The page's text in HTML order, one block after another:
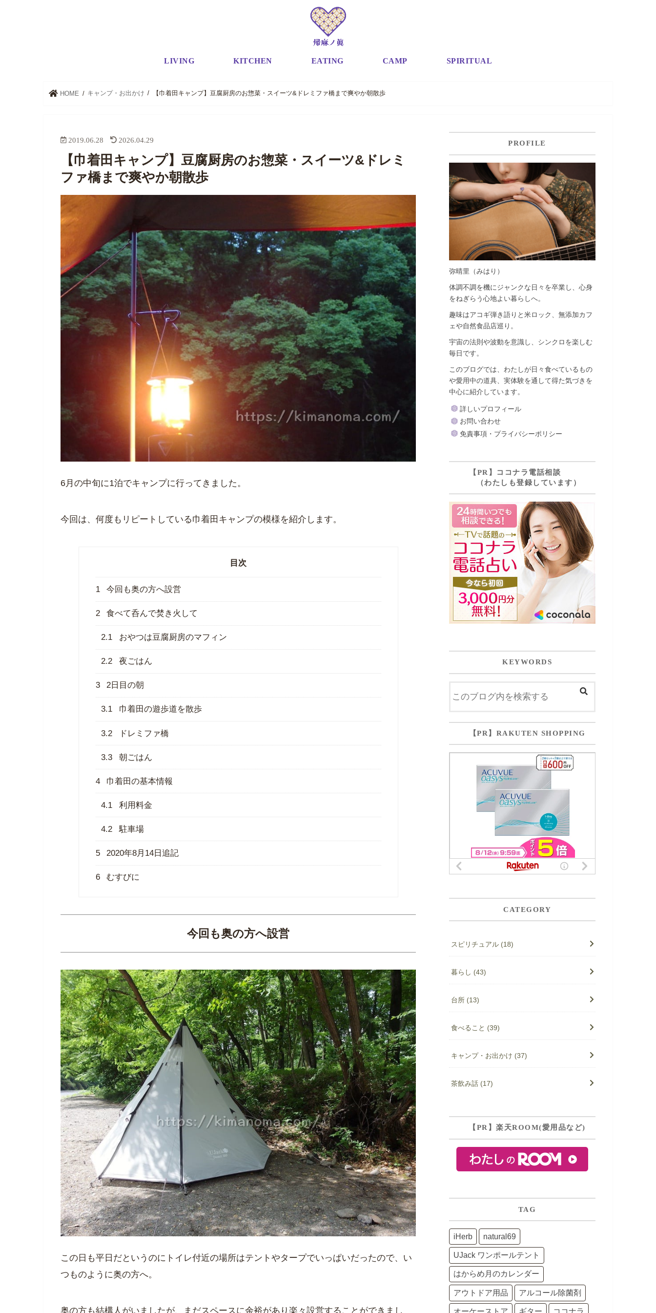
LIVING KITCHEN EATING CAMP SPIRITUAL
HOME キャンプ・お出かけ 【巾着田キャンプ】豆腐厨房のお惣菜・スイーツ&ドレミファ橋まで爽やか朝散歩
2019.06.28 2026.04.29
【巾着田キャンプ】豆腐厨房のお惣菜・スイーツ&ドレミ
ファ橋まで爽やか朝散歩
6月の中旬に1泊でキャンプに行ってきました。
今回は、何度もリピートしている巾着田キャンプの模様を紹介します。
目次
1 今回も奥の方へ設営
2 食べて呑んで焚き火して
2.1 おやつは豆腐厨房のマフィン
2.2 夜ごはん
3 2日目の朝
3.1 巾着田の遊歩道を散歩
3.2 ドレミファ橋
3.3 朝ごはん
4 巾着田の基本情報
4.1 利用料金
4.2 駐車場
5 2020年8月14日追記
6 むすびに
今回も奥の方へ設営
この日も平日だというのにトイレ付近の場所はテントやタープでいっぱいだったので、い
つものように奥の方へ。
奥の方も結構人がいましたが、まだスペースに余裕があり楽々設営することができまし
PROFILE
弥晴里（みはり）
体調不調を機にジャンクな日々を卒業し、心身
をねぎらう心地よい暮らしへ。
趣味はアコギ弾き語りと米ロック、無添加カフ
ェや自然食品店巡り。
宇宙の法則や波動を意識し、シンクロを楽しむ
毎日です。
このブログでは、わたしが日々食べているもの
や愛用中の道具、実体験を通して得た気づきを
中心に紹介しています。
詳しいプロフィール
お問い合わせ
免責事項・プライバシーポリシー
【PR】ココナラ電話相談
（わたしも登録しています）
KEYWORDS
【PR】RAKUTEN SHOPPING
CATEGORY
スピリチュアル (18)
暮らし (43)
台所 (13)
食べること (39)
キャンプ・お出かけ (37)
茶飲み話 (17)
【PR】楽天ROOM(愛用品など)
TAG
iHerb natural69
UJack ワンポールテント
はからめ月のカレンダー
アウトドア用品 アルコール除菌剤